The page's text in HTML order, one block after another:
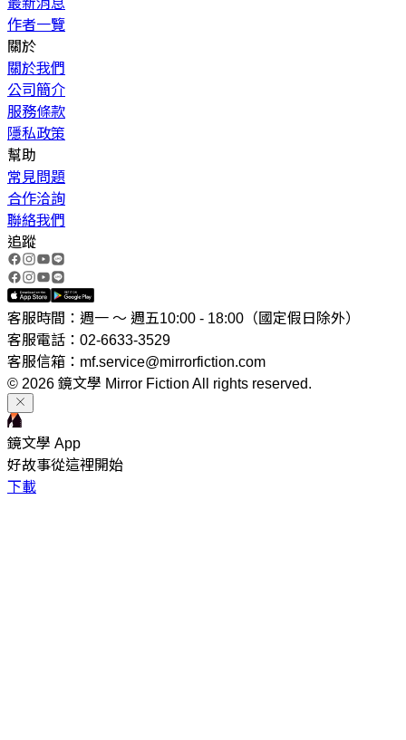
作者一覽
關於
關於我們
公司簡介
服務條款
隱私政策
幫助
常見問題
合作洽詢
聯絡我們
追蹤
客服時間：週一 ～ 週五10:00 - 18:00（國定假日除外）
客服電話：02-6633-3529
客服信箱：mf.service@mirrorfiction.com
© 2026 鏡文學 Mirror Fiction All rights reserved.
鏡文學 App
好故事從這裡開始
下載